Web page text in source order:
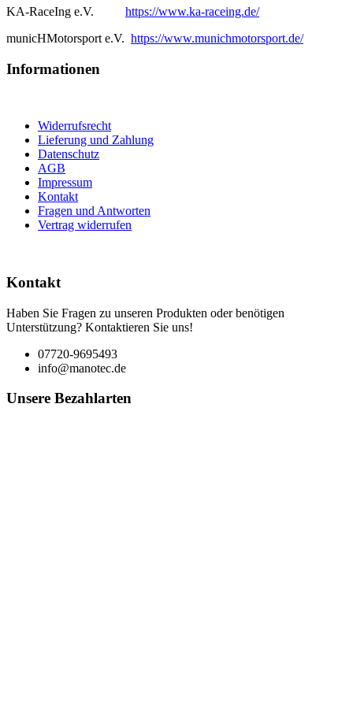
KA-RaceIng e.V. https://www.ka-raceing.de/
municHMotorsport e.V. https://www.munichmotorsport.de/
Informationen
Widerrufsrecht
Lieferung und Zahlung
Datenschutz
AGB
Impressum
Kontakt
Fragen und Antworten
Vertrag widerrufen
Kontakt
Haben Sie Fragen zu unseren Produkten oder benötigen
Unterstützung? Kontaktieren Sie uns!
07720-9695493
info@manotec.de
Unsere Bezahlarten